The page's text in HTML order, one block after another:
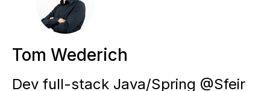
Tom Wederich
Dev full-stack Java/Spring @Sfeir